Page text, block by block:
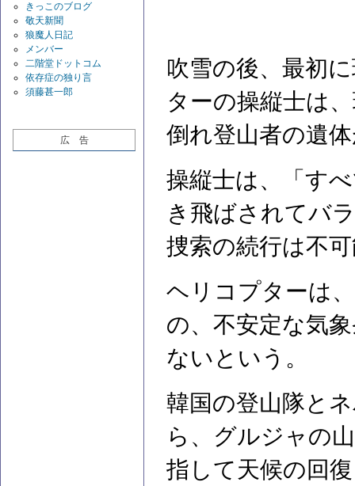
きっこのブログ
敬天新聞
狼魔人日記
メンバー
二階堂ドットコム
依存症の独り言
須藤甚一郎
広 告
吹雪の後、最初
ターの操縦士は
倒れ登山者の遺
操縦士は、「す
き飛ばされてバ
捜索の続行は不
ヘリコプターは
の、不安定な気
ないという。
韓国の登山隊と
ら、グルジャの
指して天候の回